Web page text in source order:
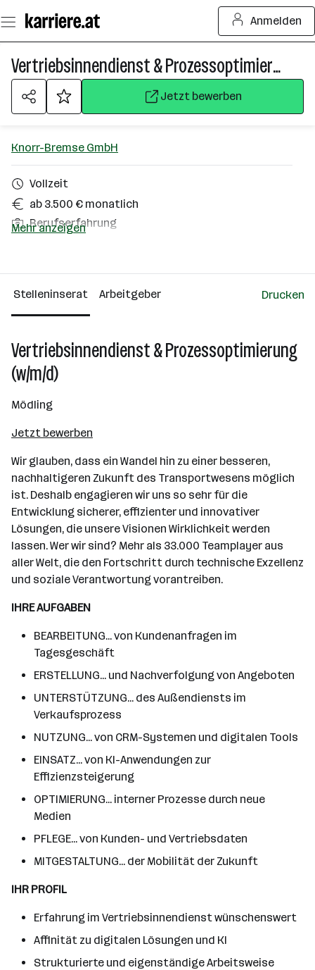
Seiteninhalt
springen
Anmelden
Vertriebsinnendienst & Prozessoptimierung (w/m/d)
Jetzt bewerben
Knorr-Bremse GmbH
Vollzeit
ab 3.500 € monatlich
Berufserfahrung
Mödling
Mehr anzeigen
Stelleninserat Arbeitgeber Drucken
Vertriebsinnendienst & Prozessoptimierung
(w/m/d)
Mödling
Jetzt bewerben
Wir glauben, dass ein Wandel hin zu einer besseren,
nachhaltigeren Zukunft des Transportwesens möglich
ist. Deshalb engagieren wir uns so sehr für die
Entwicklung sicherer, effizienter und innovativer
Lösungen, die unsere Visionen Wirklichkeit werden
lassen. Wer wir sind? Mehr als 33.000 Teamplayer aus
aller Welt, die den Fortschritt durch technische Exzellenz
und soziale Verantwortung vorantreiben.
IHRE AUFGABEN
BEARBEITUNG... von Kundenanfragen im
Tagesgeschäft
ERSTELLUNG... und Nachverfolgung von Angeboten
UNTERSTÜTZUNG... des Außendiensts im
Verkaufsprozess
NUTZUNG... von CRM-Systemen und digitalen Tools
EINSATZ... von KI-Anwendungen zur
Effizienzsteigerung
OPTIMIERUNG... interner Prozesse durch neue
Medien
PFLEGE... von Kunden- und Vertriebsdaten
MITGESTALTUNG... der Mobilität der Zukunft
IHR PROFIL
Erfahrung im Vertriebsinnendienst wünschenswert
Affinität zu digitalen Lösungen und KI
Strukturierte und eigenständige Arbeitsweise